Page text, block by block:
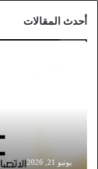
أحدث المقالات
و
يونيو 21, 2026